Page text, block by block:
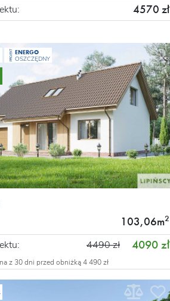
4570 zł
PROJEKT ENERGO
OSZCZĘDNY
103,06m2
4090 zł
4490 zł
z 30 dni przed obniżką 4 490 zł